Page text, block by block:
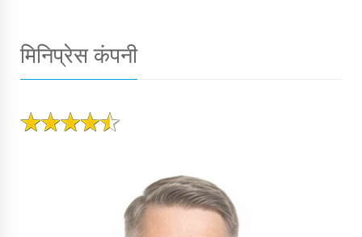
मिनिप्रेस कंपनी